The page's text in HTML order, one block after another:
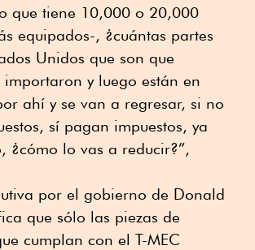
que tiene 10,000 o 20,000
equipados-, ¿cuántas partes
Unidos que son que
importaron y luego están en
ahí y se van a regresar, si no
sí pagan impuestos, ya
¿cómo lo vas a reducir?”,
por el gobierno de Donald
que sólo las piezas de
cumplan con el T-MEC